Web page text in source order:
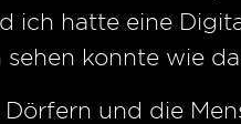
ich hatte eine
konnte wie
und die